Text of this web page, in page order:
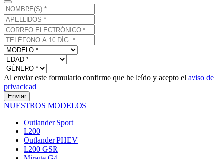
Al enviar este formulario confirmo que he leído y acepto el aviso de
privacidad
Enviar
NUESTROS MODELOS
Outlander Sport
L200
Outlander PHEV
L200 GSR